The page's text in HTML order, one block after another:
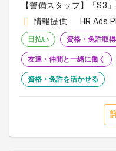
【警備スタッフ】「S3
情報提供
HR Ads
日払い 資格・免許取
友達・仲間と一緒に働く
資格・免許を活かせる